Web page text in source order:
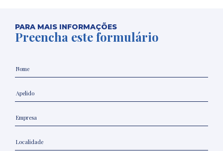
PARA MAIS INFORMAÇÕES
Preencha este formulário